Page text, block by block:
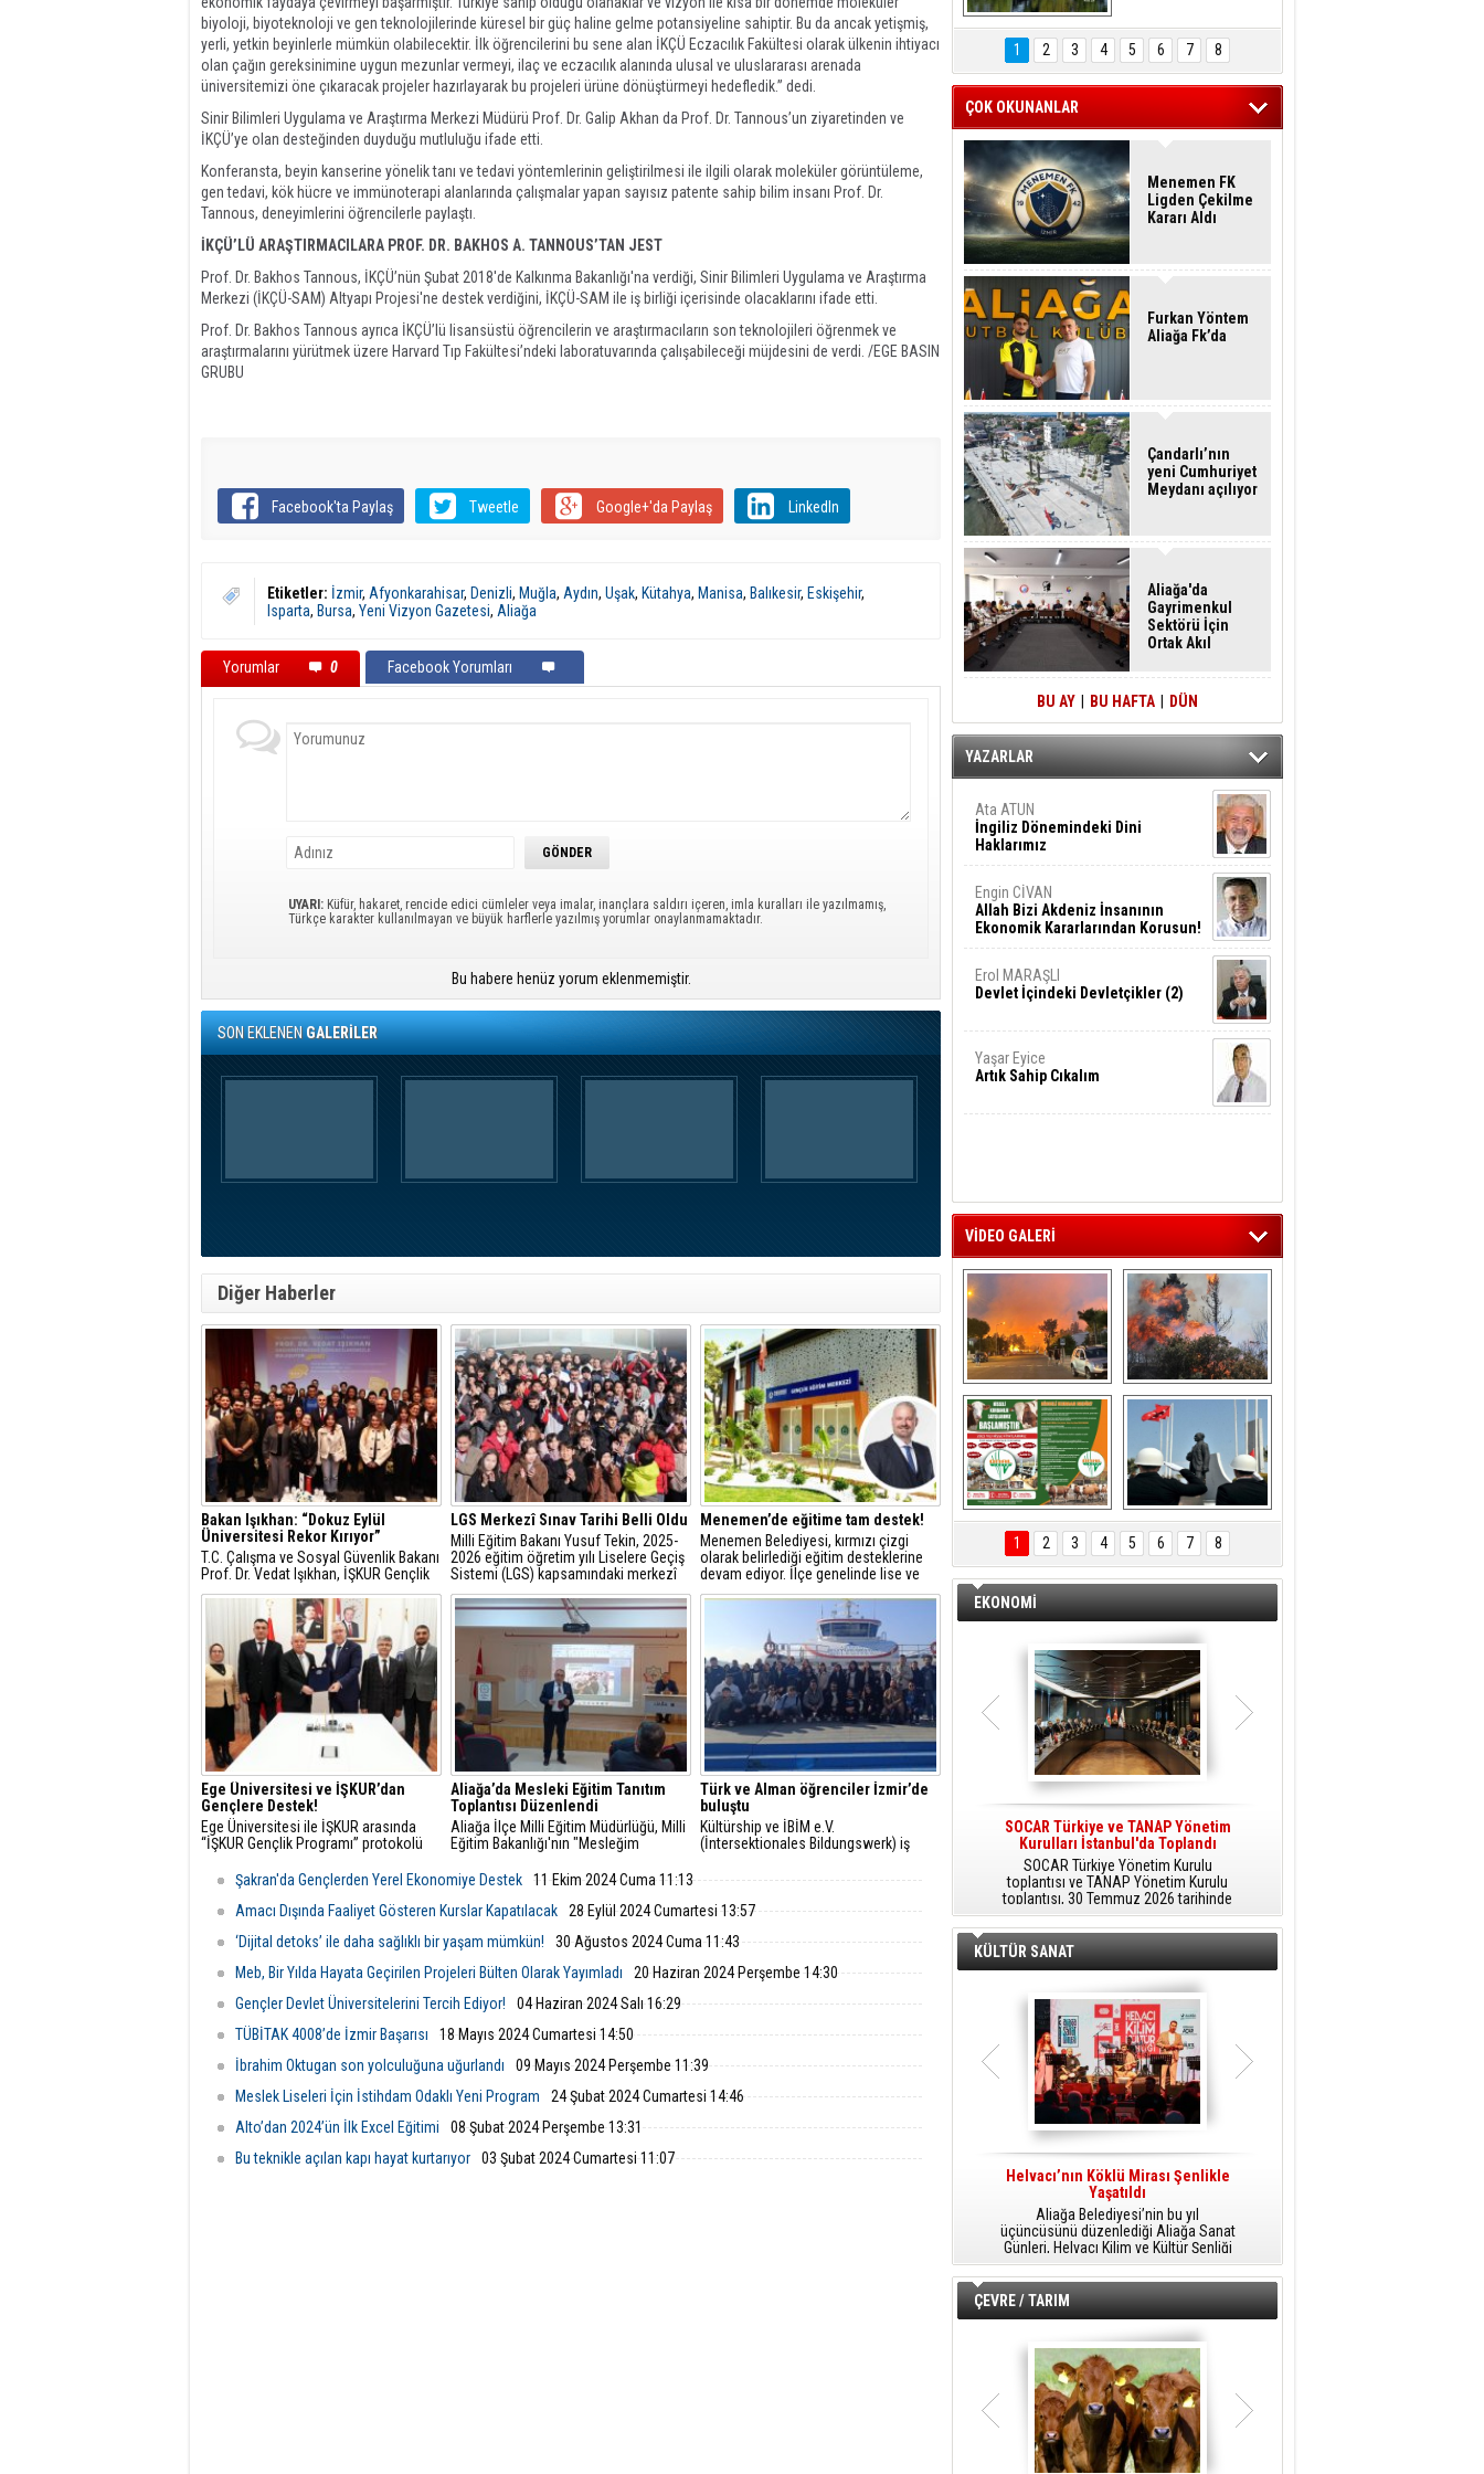
biyoloji, biyoteknoloji ve gen teknolojilerinde küresel bir güç haline gelme potansiyeline sahiptir. Bu da ancak yetişmiş,
yerli, yetkin beyinlerle mümkün olabilecektir. İlk öğrencilerini bu sene alan İKÇÜ Eczacılık Fakültesi olarak ülkenin ihtiyacı
olan çağın gereksinimine uygun mezunlar vermeyi, ilaç ve eczacılık alanında ulusal ve uluslararası arenada
üniversitemizi öne çıkaracak projeler hazırlayarak bu projeleri ürüne dönüştürmeyi hedefledik.” dedi.
Sinir Bilimleri Uygulama ve Araştırma Merkezi Müdürü Prof. Dr. Galip Akhan da Prof. Dr. Tannous’un ziyaretinden ve
İKÇÜ’ye olan desteğinden duyduğu mutluluğu ifade etti.
Konferansta, beyin kanserine yönelik tanı ve tedavi yöntemlerinin geliştirilmesi ile ilgili olarak moleküler görüntüleme,
gen tedavi, kök hücre ve immünoterapi alanlarında çalışmalar yapan sayısız patente sahip bilim insanı Prof. Dr.
Tannous, deneyimlerini öğrencilerle paylaştı.
İKÇÜ’LÜ ARAŞTIRMACILARA PROF. DR. BAKHOS A. TANNOUS’TAN JEST
Prof. Dr. Bakhos Tannous, İKÇÜ’nün Şubat 2018'de Kalkınma Bakanlığı'na verdiği, Sinir Bilimleri Uygulama ve Araştırma
Merkezi (İKÇÜ-SAM) Altyapı Projesi'ne destek verdiğini, İKÇÜ-SAM ile iş birliği içerisinde olacaklarını ifade etti.
Prof. Dr. Bakhos Tannous ayrıca İKÇÜ’lü lisansüstü öğrencilerin ve araştırmacıların son teknolojileri öğrenmek ve
araştırmalarını yürütmek üzere Harvard Tıp Fakültesi’ndeki laboratuvarında çalışabileceği müjdesini de verdi. /EGE BASIN
GRUBU
Facebook'ta Paylaş Tweetle Google+'da Paylaş LinkedIn
Etiketler: İzmir, Afyonkarahisar, Denizli, Muğla, Aydın, Uşak, Kütahya, Manisa, Balıkesir, Eskişehir,
Isparta, Bursa, Yeni Vizyon Gazetesi, Aliağa
Yorumlar 0 Facebook Yorumları
UYARI: Küfür, hakaret, rencide edici cümleler veya imalar, inançlara saldırı içeren, imla kuralları ile yazılmamış,
Türkçe karakter kullanılmayan ve büyük harflerle yazılmış yorumlar onaylanmamaktadır.
Bu habere henüz yorum eklenmemiştir.
SON EKLENENGALERİLER
Diğer Haberler
Bakan Işıkhan: “Dokuz Eylül
Üniversitesi Rekor Kırıyor”
T.C. Çalışma ve Sosyal Güvenlik Bakanı
Prof. Dr. Vedat Işıkhan, İŞKUR Gençlik
Programı kapsamında Dokuz Eylül
Üniversitesi öğrencileriyle buluşarak
genç istihdamına ilişkin
değerlendirmelerde bulundu ve
öğrencilerin sorularını yanıtladı.
LGS Merkezî Sınav Tarihi Belli Oldu
Milli Eğitim Bakanı Yusuf Tekin, 2025-
2026 eğitim öğretim yılı Liselere Geçiş
Sistemi (LGS) kapsamındaki merkezî
sınav tarihini açıkladı.
Menemen’de eğitime tam destek!
Menemen Belediyesi, kırmızı çizgi
olarak belirlediği eğitim desteklerine
devam ediyor. İlçe genelinde lise ve
üniversite sınavlarına girecek olan 8 ve
12. sınıflara tam 10 bin adet dijital
eğitim paketi dağıtıldı.
Ege Üniversitesi ve İŞKUR’dan
Gençlere Destek!
Ege Üniversitesi ile İŞKUR arasında
“İŞKUR Gençlik Programı” protokolü
Tayyip Erdoğan’ın üniversite öğrencileri
için başlattığı “İŞKUR Gençlik
Programı” kapsamında, Ege
Müdürlüğü arasında iş bi
Aliağa’da Mesleki Eğitim Tanıtım
Toplantısı Düzenlendi
Aliağa İlçe Milli Eğitim Müdürlüğü, Milli
Eğitim Bakanlığı'nın "Mesleğim
ve teknik eğitimin tanıtımı için Aliağa
Mesleki ve Teknik Anadolu Lisesi’nde
bir toplantı gerçekleştirdi.
Türk ve Alman öğrenciler İzmir’de
buluştu
Kültürship ve İBİM e.V.
(İntersektionales Bildungswerk) iş
değişim programının ilk ayağı İzmir’de
Şakran'da Gençlerden Yerel Ekonomiye Destek
11 Ekim 2024 Cuma 11:13
Amacı Dışında Faaliyet Gösteren Kurslar Kapatılacak
28 Eylül 2024 Cumartesi 13:57
‘Dijital detoks’ ile daha sağlıklı bir yaşam mümkün!
30 Ağustos 2024 Cuma 11:43
Meb, Bir Yılda Hayata Geçirilen Projeleri Bülten Olarak Yayımladı
20 Haziran 2024 Perşembe 14:30
Gençler Devlet Üniversitelerini Tercih Ediyor!
04 Haziran 2024 Salı 16:29
TÜBİTAK 4008’de İzmir Başarısı
18 Mayıs 2024 Cumartesi 14:50
İbrahim Oktugan son yolculuğuna uğurlandı
09 Mayıs 2024 Perşembe 11:39
Meslek Liseleri İçin İstihdam Odaklı Yeni Program
24 Şubat 2024 Cumartesi 14:46
Alto’dan 2024’ün İlk Excel Eğitimi
08 Şubat 2024 Perşembe 13:31
Bu teknikle açılan kapı hayat kurtarıyor
03 Şubat 2024 Cumartesi 11:07
Hasan Eser'in
Objektifinden
1 2 3 4 5 6 7 8
ÇOK OKUNANLAR
Menemen FK
Ligden Çekilme
Kararı Aldı
Furkan Yöntem
Aliağa Fk’da
Çandarlı’nın
yeni Cumhuriyet
Meydanı açılıyor
Aliağa'da
Gayrimenkul
Sektörü İçin
Ortak Akıl
BU AY BU HAFTA DÜN
YAZARLAR
Ata ATUN
İngiliz Dönemindeki Dini
Haklarımız
Engin CİVAN
Allah Bizi Akdeniz İnsanının
Ekonomik Kararlarından Korusun!
Erol MARAŞLI
Devlet İçindeki Devletçikler (2)
Yaşar Eyice
Artık Sahip Cıkalım
VİDEO GALERİ
Aliağa ‘da  otluk
alanda çıkan
yangın evlere
sıçramadan
söndürüldü
Aliağa'nın Ciğerleri
ÖNAL TARIM
TANITIM FİLMİ
Aliağa'da Polis
Haftası Kutlandı
1 2 3 4 5 6 7 8
EKONOMİ
SOCAR Türkiye ve TANAP Yönetim
Kurulları İstanbul'da Toplandı
SOCAR Türkiye Yönetim Kurulu
toplantısı ve TANAP Yönetim Kurulu
toplantısı, 30 Temmuz 2026 tarihinde
İstanbul’da gerçekleştirildi.
hidrojen teknolojileri alanında yenilikçi
projelere öncülük ediyor.
KÜLTÜR SANAT
Helvacı’nın Köklü Mirası Şenlikle
Yaşatıldı
Aliağa Belediyesi’nin bu yıl
üçüncüsünü düzenlediği Aliağa Sanat
Günleri, Helvacı Kilim ve Kültür Şenliği
ile Helvacı’da renkli bir güne sahne
oldu.
birbirinden renkli etkinliklerle devam
ÇEVRE / TARIM